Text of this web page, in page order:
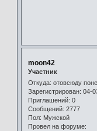
moon42
Участник
Откуда: отовсюду
Зарегистрирован: 04-
Приглашений: 0
Сообщений: 2777
Пол: Мужской
Провел на форуме: